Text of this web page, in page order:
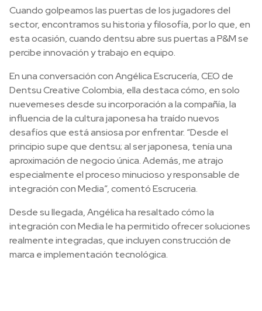
Cuando golpeamos las puertas de los jugadores del
sector, encontramos su historia y filosofía, por lo que, en
esta ocasión, cuando dentsu abre sus puertas a P&M se
percibe innovación y trabajo en equipo.
En una conversación con Angélica Escrucería, CEO de
Dentsu Creative Colombia, ella destaca cómo, en solo
nuevemeses desde su incorporación a la compañía, la
influencia de la cultura japonesa ha traído nuevos
desafíos que está ansiosa por enfrentar. “Desde el
principio supe que dentsu; al ser japonesa, tenía una
aproximación de negocio única. Además, me atrajo
especialmente el proceso minucioso y responsable de
integración con Media”, comentó Escruceria.
Desde su llegada, Angélica ha resaltado cómo la
integración con Media le ha permitido ofrecer soluciones
realmente integradas, que incluyen construcción de
marca e implementación tecnológica.